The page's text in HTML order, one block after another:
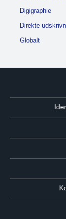
Digigraphie
Direkte
Globalt